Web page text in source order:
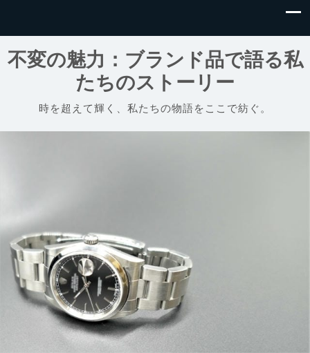
不変の魅力：ブランド品で語る私
たちのストーリー
時を超えて輝く、私たちの物語をここで紡ぐ。